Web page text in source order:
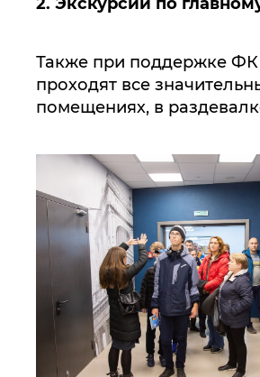
Также при поддержке ФК
проходят все
помещениях, в